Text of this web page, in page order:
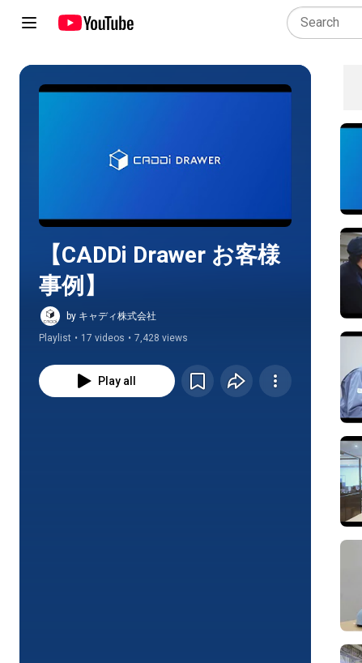
Play all
【CADDi Drawer お客様
事例】
by キャディ株式会社
Playlist • 17 videos • 7,428 views
Play all